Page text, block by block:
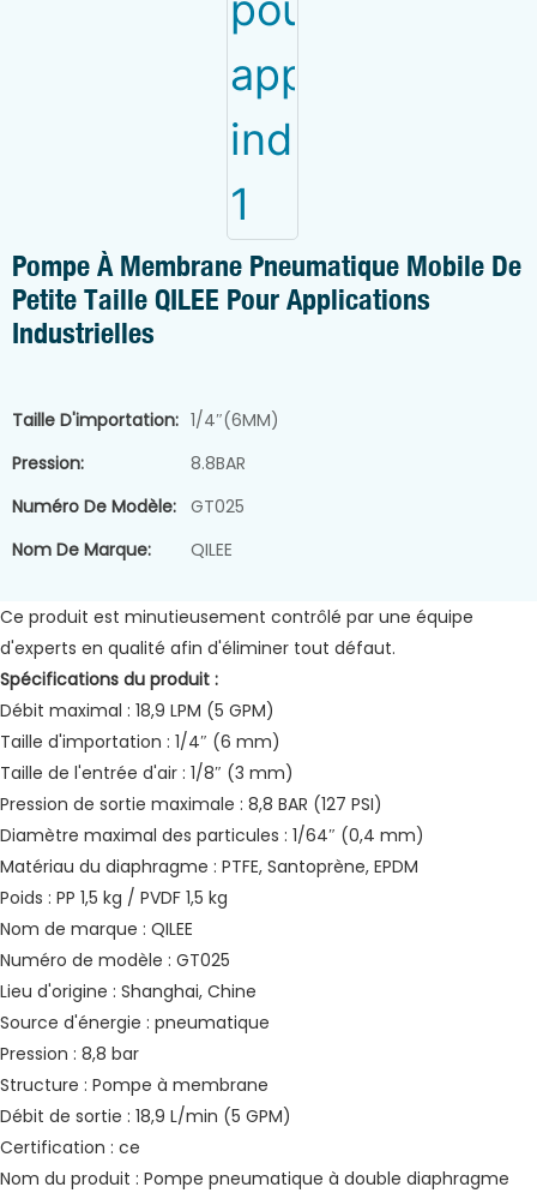
Pompe À Membrane Pneumatique Mobile De
Petite Taille QILEE Pour Applications
Industrielles
Taille D'importation: 1/4″(6MM)
Pression:
8.8BAR
Numéro De Modèle: GT025
Nom De Marque:
QILEE
Ce produit est minutieusement contrôlé par une équipe
d'experts en qualité afin d'éliminer tout défaut.
Spécifications du produit :
Débit maximal : 18,9 LPM (5 GPM)
Taille d'importation : 1/4″ (6 mm)
Taille de l'entrée d'air : 1/8″ (3 mm)
Pression de sortie maximale : 8,8 BAR (127 PSI)
Diamètre maximal des particules : 1/64″ (0,4 mm)
Matériau du diaphragme : PTFE, Santoprène, EPDM
Poids : PP 1,5 kg / PVDF 1,5 kg
Nom de marque : QILEE
Numéro de modèle : GT025
Lieu d'origine : Shanghai, Chine
Source d'énergie : pneumatique
Pression : 8,8 bar
Structure : Pompe à membrane
Débit de sortie : 18,9 L/min (5 GPM)
Certification : ce
Nom du produit : Pompe pneumatique à double diaphragme